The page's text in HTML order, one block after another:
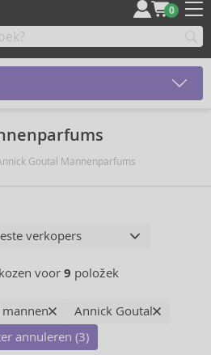
0
Goutal Mannenparfums
voor 9 položek
Annick Goutal
annuleren (3)